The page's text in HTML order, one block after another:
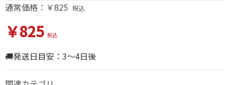
通常価格：￥825 税込
￥825 税込
🚚発送日目安：3～4日後